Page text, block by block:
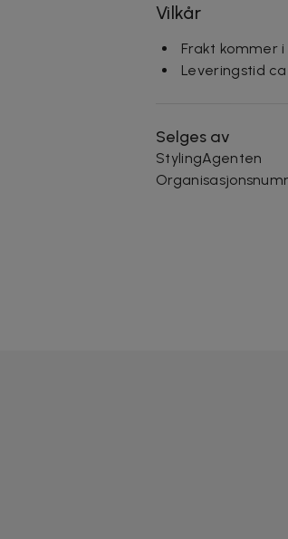
Vilkår
Frakt kommer
Leveringstid
Selges av
StylingAgenten